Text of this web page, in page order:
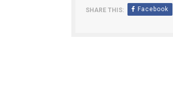
SHARE THIS: Facebook